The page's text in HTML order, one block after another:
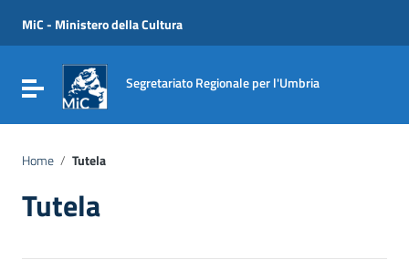
Vai al menu di navigazione
Vai al footer
MiC - Ministero della Cultura
Attiva / disattiva la navigazione
Segretariato Regionale per l'Umbria
Home / Tutela
Tutela